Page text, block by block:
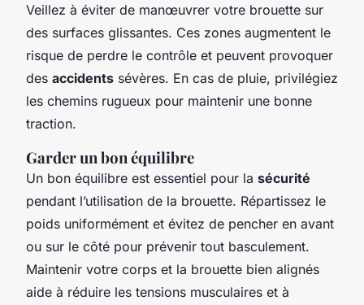
Veillez à éviter de manœuvrer votre brouette sur
des surfaces glissantes. Ces zones augmentent le
risque de perdre le contrôle et peuvent provoquer
des accidents sévères. En cas de pluie, privilégiez
les chemins rugueux pour maintenir une bonne
traction.
Garder un bon équilibre
Un bon équilibre est essentiel pour la sécurité
pendant l’utilisation de la brouette. Répartissez le
poids uniformément et évitez de pencher en avant
ou sur le côté pour prévenir tout basculement.
Maintenir votre corps et la brouette bien alignés
aide à réduire les tensions musculaires et à